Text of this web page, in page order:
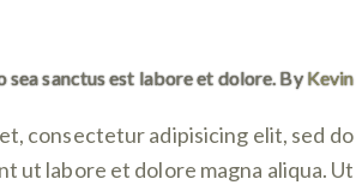
sea sanctus est labore et dolore. By
consectetur adipisicing elit, sed do
ut labore et dolore magna aliqua.